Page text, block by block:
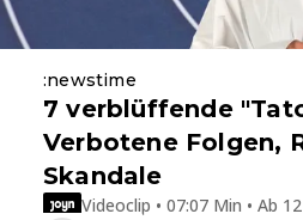
:newstime
7 verblüffende
Verbotene Folgen,
Skandale
Videoclip • 07:07 Min • Ab 12